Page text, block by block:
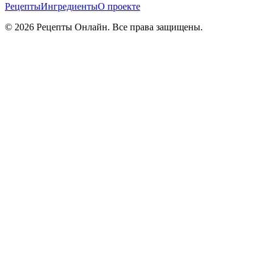
РецептыИнгредиентыО проекте
© 2026 Рецепты Онлайн. Все права защищены.